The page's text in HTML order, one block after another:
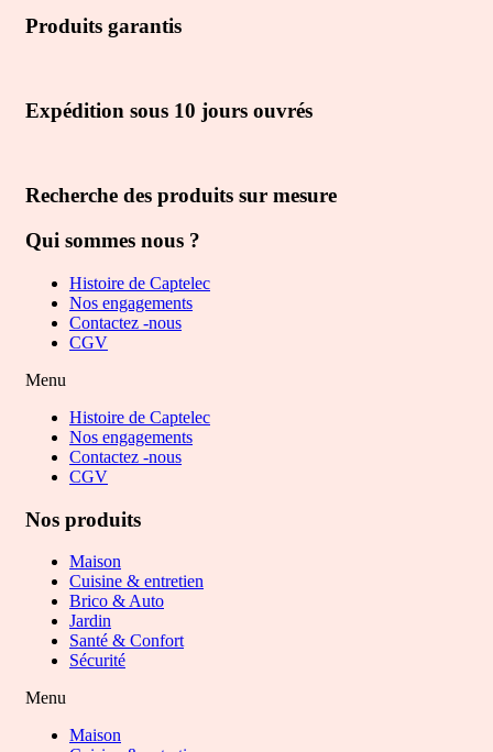
Produits garantis
Expédition sous 10 jours ouvrés
Recherche des produits sur mesure
Qui sommes nous ?
Histoire de Captelec
Nos engagements
Contactez -nous
CGV
Menu
Histoire de Captelec
Nos engagements
Contactez -nous
CGV
Nos produits
Maison
Cuisine & entretien
Brico & Auto
Jardin
Santé & Confort
Sécurité
Menu
Maison